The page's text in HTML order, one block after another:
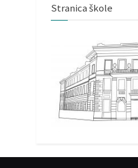
Stranica škole